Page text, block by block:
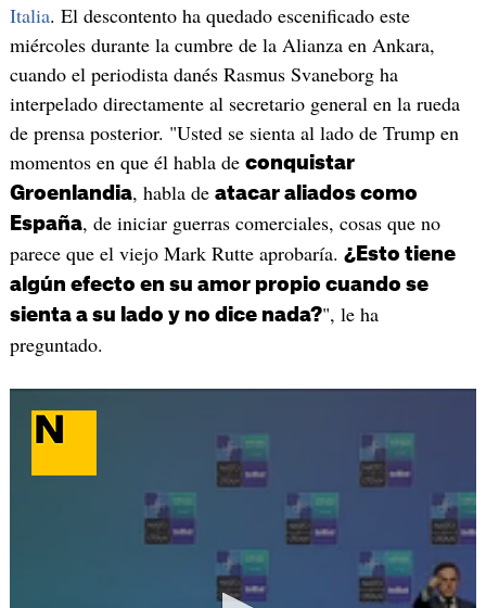
Italia. El descontento ha quedado escenificado este
miércoles durante la cumbre de la Alianza en Ankara,
cuando el periodista danés Rasmus Svaneborg ha
interpelado directamente al secretario general en la rueda
de prensa posterior. "Usted se sienta al lado de Trump en
momentos en que él habla de conquistar
Groenlandia, habla de atacar aliados como
España, de iniciar guerras comerciales, cosas que no
parece que el viejo Mark Rutte aprobaría. ¿Esto tiene
algún efecto en su amor propio cuando se
sienta a su lado y no dice nada?", le ha
preguntado.